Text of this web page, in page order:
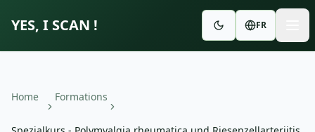
YES, I SCAN ! FR
Home Formations